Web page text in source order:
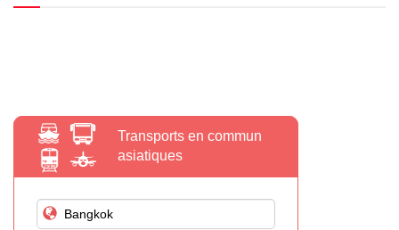
Transports en commun
asiatiques